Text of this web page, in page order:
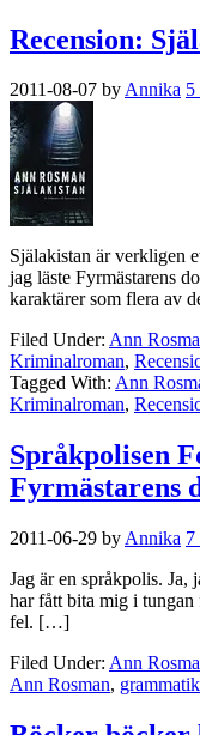
Recension:
2011-08-07 byAnnika 5
Själakistan är verkligen
jag läste Fyrmästarens
karaktärer som flera av
Filed Under: Ann
Kriminalroman,
Tagged With: Ann
Kriminalroman,
Språkpolisen
Fyrmästarens
2011-06-29 by Annika 7
Jag är en språkpolis. Ja,
har fått bita mig i
fel. […]
Filed Under: Ann
Ann Rosman, grammatik